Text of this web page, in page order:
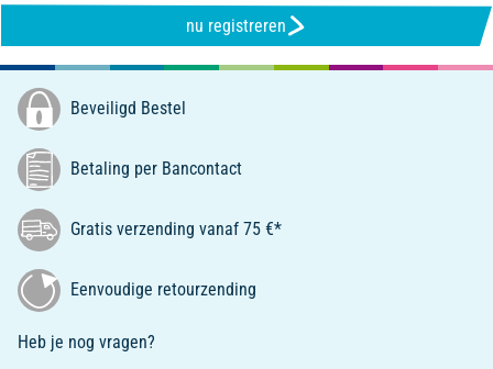
nu registreren
Beveiligd Bestel
Betaling per Bancontact
Gratis verzending vanaf 75 €*
Eenvoudige retourzending
Heb je nog vragen?